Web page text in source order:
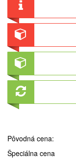
Pôvodná cena:
Špeciálna cena